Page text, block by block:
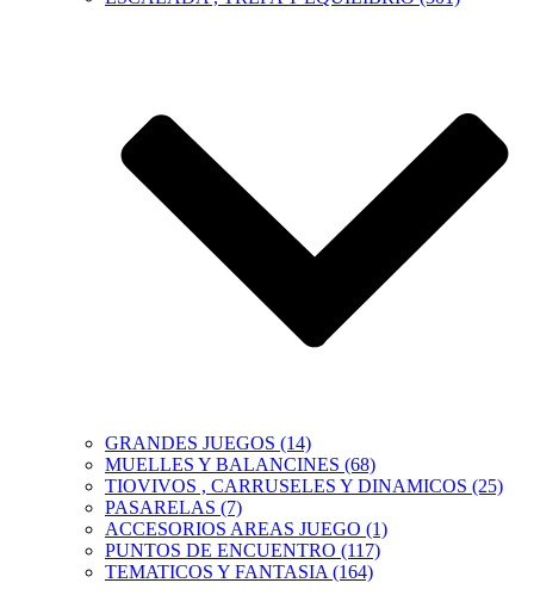
GRANDES JUEGOS (14)
MUELLES Y BALANCINES (68)
TIOVIVOS , CARRUSELES Y DINAMICOS (25)
PASARELAS (7)
ACCESORIOS AREAS JUEGO (1)
PUNTOS DE ENCUENTRO (117)
TEMATICOS Y FANTASIA (164)